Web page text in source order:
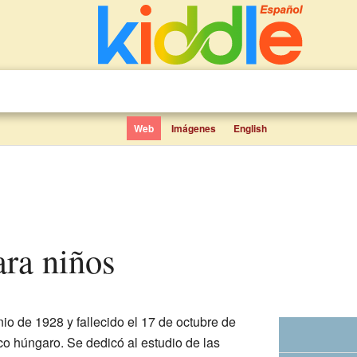
Web Imágenes English
niños
de 1928 y fallecido el 17 de octubre de
húngaro. Se dedicó al estudio de las